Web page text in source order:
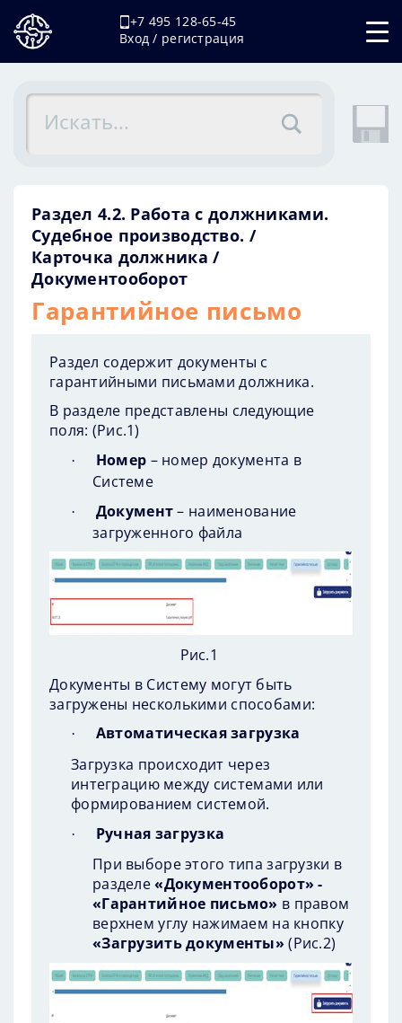
+7 495 128-65-45
Вход / регистрация
Раздел 4.2. Работа с должниками.
Судебное производство.
Карточка должника
Документооборот
Гарантийное письмо
Раздел содержит документы с
гарантийными письмами должника.
В разделе представлены следующие
поля: (Рис.1)
· Номер – номер документа в
Системе
· Документ – наименование
загруженного файла
Рис.1
Документы в Систему могут быть
загружены несколькими способами:
·
Автоматическая загрузка
Загрузка происходит через
интеграцию между системами или
формированием системой.
·
Ручная загрузка
При выборе этого типа загрузки в
разделе«Документооборот» -
«Гарантийное письмо» в правом
верхнем углу нажимаем на кнопку
«Загрузить документы» (Рис.2)